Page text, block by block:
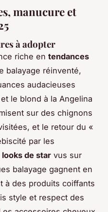
manucure et
à adopter
riche en tendances
balayage réinventé,
audacieuses
le blond à la Angelina
sur des chignons
et le retour du «
par les
looks de star vus sur
balayage gagnent en
à des produits coiffants
style et respect des